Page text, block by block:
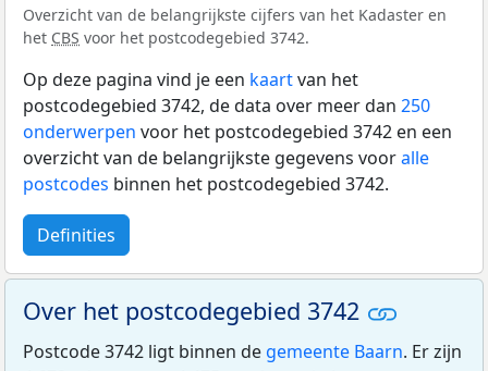
Overzicht van de belangrijkste cijfers van het Kadaster en
het CBS voor het postcodegebied 3742.
Op deze pagina vind je een kaartvan het
postcodegebied 3742, de data over meer dan 250
onderwerpen voor het postcodegebied 3742 en een
overzicht van de belangrijkste gegevens vooralle
postcodes binnen het postcodegebied 3742.
Definities
Over het postcodegebied 3742
Postcode 3742 ligt binnen de gemeente Baarn. Er zijn